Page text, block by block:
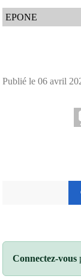
EPONE
Publié le 06 avril
Connectez-vous